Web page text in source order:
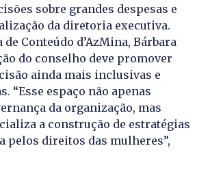
sobre grandes despesas e
da diretoria executiva.
Conteúdo d’AzMina, Bárbara
do conselho deve promover
ainda mais inclusivas e
“Esse espaço não apenas
da organização, mas
a construção de estratégias
pelos direitos das mulheres”,